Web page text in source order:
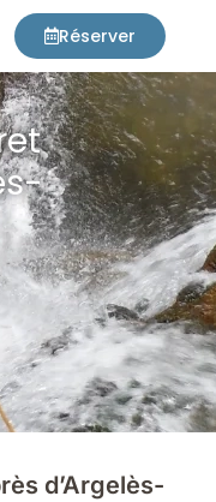
Réserver
d’Argelès-